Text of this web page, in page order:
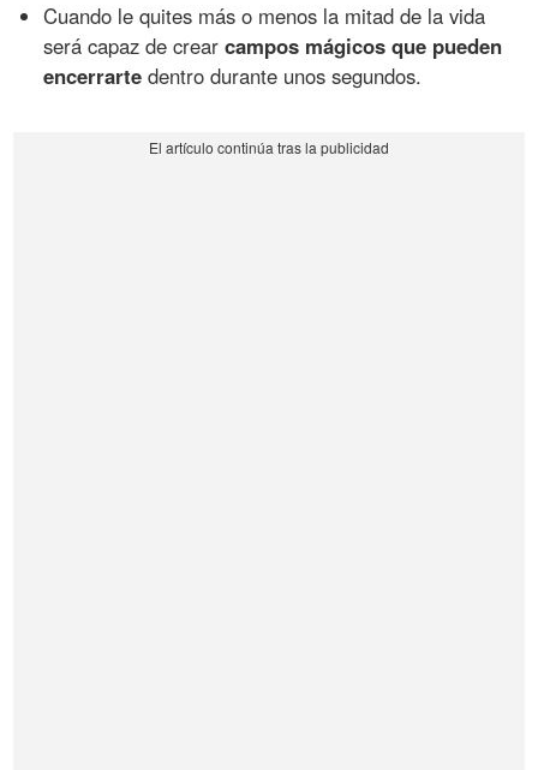
Cuando le quites más o menos la mitad de la vida
será capaz de crearcampos mágicos que pueden
encerrarte dentro durante unos segundos.